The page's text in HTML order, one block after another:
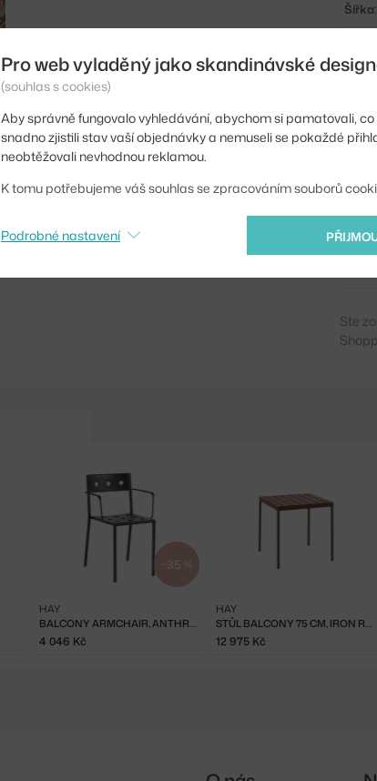
Šířka:
Kód
Ste
−35 %
BALCONY ARMCHAIR, ANTHRACITE
HAY
4 046 Kč
STŮL BALCONY 75 CM, IRON RED
HAY
12 975 Kč
Pro web vyladěný jako skandinávské
(souhlas s cookies)
Aby správně fungovalo vyhledávání, abychom si pamatovali,
snadno zjistili stav vaší objednávky a nemuseli se pokaždé
neobtěžovali nevhodnou reklamou.
K tomu potřebujeme váš souhlas se zpracováním souborů
Podrobné nastavení